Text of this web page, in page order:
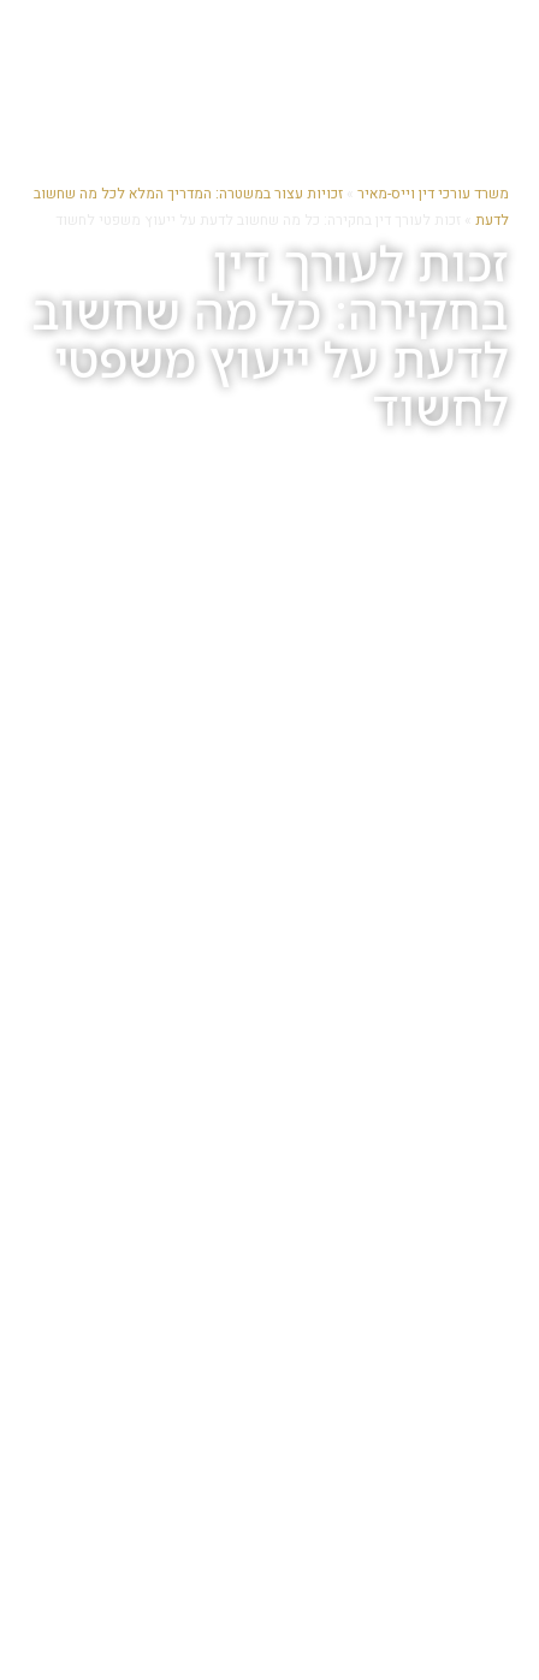
משרד עורכי דין וייס-מאיר
זכויות עצור במשטרה: המדריך המלא לכל מה שחשוב
לדעת
זכות לעורך דין
בחקירה: כל מה שחשוב
לדעת על ייעוץ משפטי
לחשוד